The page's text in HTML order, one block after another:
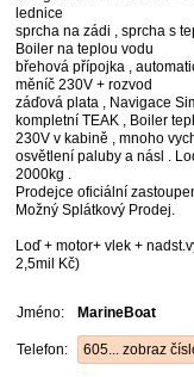
lednice
sprcha na zádi , sprcha s
Boiler na teplou vodu
břehová přípojka ,
měníč 230V + rozvod
záďová plata , Navigace
kompletní TEAK , Boiler
230V v kabině , mnoho
osvětlení paluby a násl .
2000kg .
Prodejce oficiální
Možný Splátkový Prodej.
Loď + motor+ vlek +
2,5mil Kč)
Jméno: MarineBoat
Telefon: 605... zobraz